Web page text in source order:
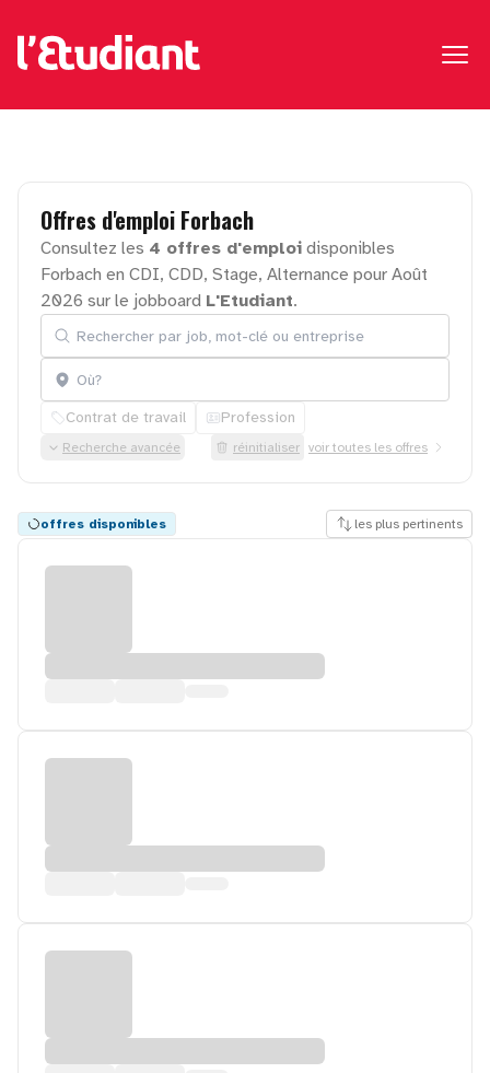
Offres d'emploi Forbach
Consultez les 4 offres d'emploi disponibles
Forbach en CDI, CDD, Stage, Alternance pour Août
2026 sur le jobboard L'Etudiant.
Rechercher par job, mot-clé ou entreprise
Localisation
Contrat de travail Profession
Recherche avancée réinitialiser voir toutes les offres
offres disponibles les plus pertinents